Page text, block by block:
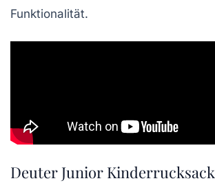
Funktionalität.
Deuter Junior Kinderrucksack